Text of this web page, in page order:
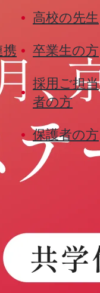
携
高校の先生
卒業生の方
採用ご担当
者の方
保護者の方